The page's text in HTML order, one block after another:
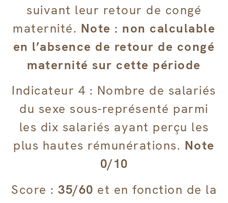
suivant leur retour de congé
maternité. Note : non calculable
en l’absence de retour de congé
maternité sur cette période
Indicateur 4 : Nombre de salariés
du sexe sous-représenté parmi
les dix salariés ayant perçu les
plus hautes rémunérations. Note
0/10
Score : 35/60 et en fonction de la